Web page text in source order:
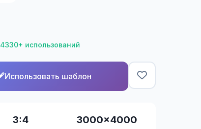
4330+ использований
Использовать шаблон
3:4 3000×4000